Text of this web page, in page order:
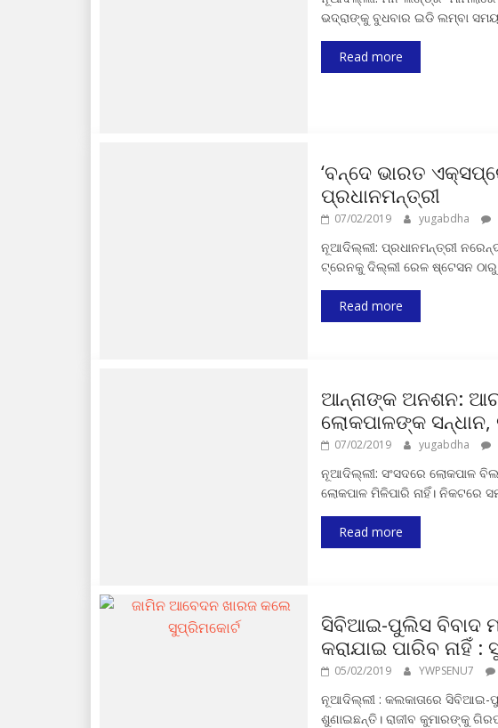
ଭଦ୍ରାଙ୍କୁ ବୁଧବାର ଇଡି ଲମ୍ବା
Read more
‘ବନ୍ଦେ ଭାରତ
ପ୍ରଧାନମନ୍ତ୍ରୀ
07/02/2019 yugabdha
ନୂଆଦିଲ୍ଲୀ: ପ୍ରଧାନମନ୍ତ୍ରୀ
ଟ୍ରେନକୁ ଦିଲ୍ଲୀ ରେଳ ଷ୍ଟେସନ
Read more
ଆନ୍ନାଙ୍କ ଅନଶନ:
ଲୋକପାଳଙ୍କ ସନ୍ଧାନ,
07/02/2019 yugabdha
ନୂଆଦିଲ୍ଲୀ: ସଂସଦରେ ଲୋକପାଳ
ଲୋକପାଳ ମିଳିପାରି ନାହିଁ। ନିକଟରେ
Read more
ସିବିଆଇ-ପୁଲିସ ବିବାଦ
କରାଯାଇ ପାରିବ ନାହିଁ :
05/02/2019 YWPSENU7
ନୂଆଦିଲ୍ଲୀ : କଲକାତାରେ ସିବିଆଇ-
ଶୁଣାଇଛନ୍ତି। ରାଜୀବ କୁମାରଙ୍କୁ